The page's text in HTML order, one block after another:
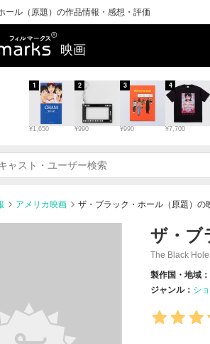
ール（原題）の作品情報・感想・評価
映画
¥1,650
1
¥990
2
¥990
3
¥7,700
4
アメリカ映画 ザ・ブラック・ホール（原題）の
ザ・ブ
The Black Hole
製作国・地域：
ジャンル： シ